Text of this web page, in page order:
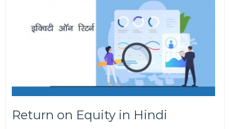
Return on Equity in Hindi